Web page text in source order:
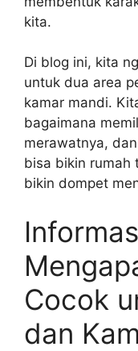
kita.
Di blog ini, kita
untuk dua area
kamar mandi.
bagaimana
merawatnya,
bisa bikin
bikin dompet
Cocok
dan